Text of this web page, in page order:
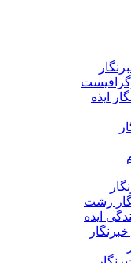
ایذه
رشت
ایذه